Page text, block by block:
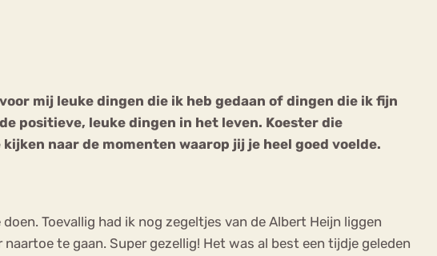
mij leuke dingen die ik heb gedaan of dingen die ik fijn
positieve, leuke dingen in het leven. Koester die
naar de momenten waarop jij je heel goed voelde.
Toevallig had ik nog zegeltjes van de Albert Heijn liggen
te gaan. Super gezellig! Het was al best een tijdje geleden
Piekeren Sport
Trauma